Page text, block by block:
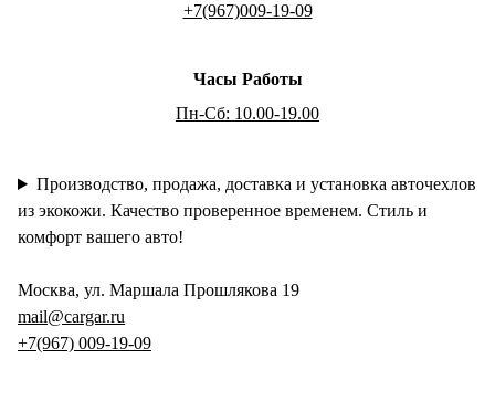
+7(967)009-19-09
Часы Работы
Пн-Сб: 10.00-19.00
Производство, продажа, доставка и установка авточехлов
из экокожи. Качество проверенное временем. Стиль и
комфорт вашего авто!
Москва, ул. Маршала Прошлякова 19
mail@cargar.ru
+7(967) 009-19-09